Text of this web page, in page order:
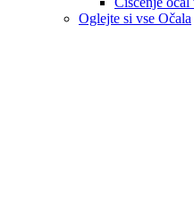
Oglejte si vse Očala